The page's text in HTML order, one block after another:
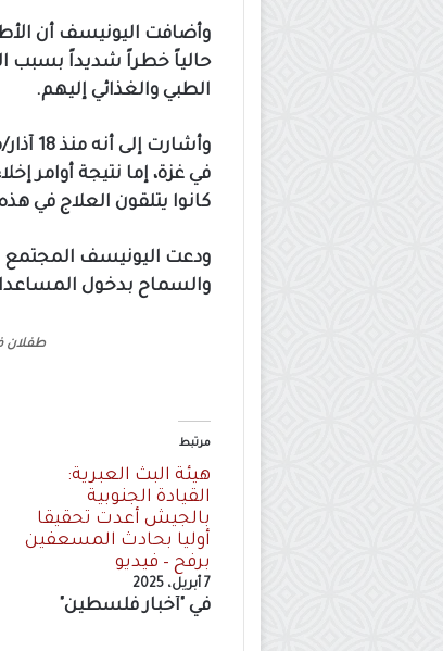
وأضافت اليونيسف أن
حالياً خطراً شديداً بسبب
الطبي والغذائي إليهم.
كانوا يتلقون العلاج في
ودعت اليونيسف المجتمع
والسماح بدخول
طفلان
مرتبط
هيئة البث العبرية:
القيادة الجنوبية
بالجيش أعدت تحقيقا
أوليا بحادث المسعفين
برفح – فيديو
7 أبريل، 2025
في "أخبار فلسطين"